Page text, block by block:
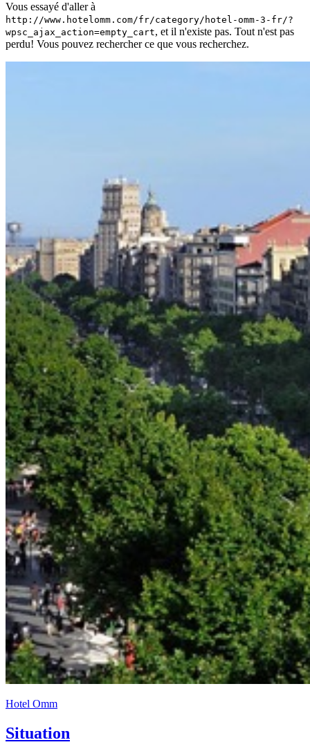
Vous essayé d'aller à
http://www.hotelomm.com/fr/category/hotel-omm-3-fr/?
wpsc_ajax_action=empty_cart, et il n'existe pas. Tout n'est pas
perdu! Vous pouvez rechercher ce que vous recherchez.
Hotel Omm
Situation